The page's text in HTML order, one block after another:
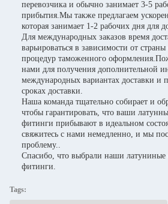
перевозчика и обычно занимает 3-5
прибытия.Мы также предлагаем
которая занимает 1-2 рабочих дня для
Для международных заказов время
варьироваться в зависимости от
процедур таможенного
нами для получения дополнительной
международных вариантах доставки и
сроках доставки.
Наша команда тщательно собирает и
чтобы гарантировать, что ваши
фитинги прибывают в идеальном
свяжитесь с нами немедленно, и мы
проблему..
Спасибо, что выбрали наши латуниные
фитинги.
Tags: